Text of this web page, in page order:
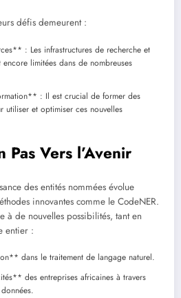
défis demeurent :
: Les infrastructures de recherche et
limitées dans de nombreuses
: Il est crucial de former des
utiliser et optimiser ces nouvelles
Pas Vers l’Avenir
des entités nommées évolue
innovantes comme le CodeNER.
à de nouvelles possibilités, tant en
entier :
dans le traitement de langage naturel.
des entreprises africaines à travers